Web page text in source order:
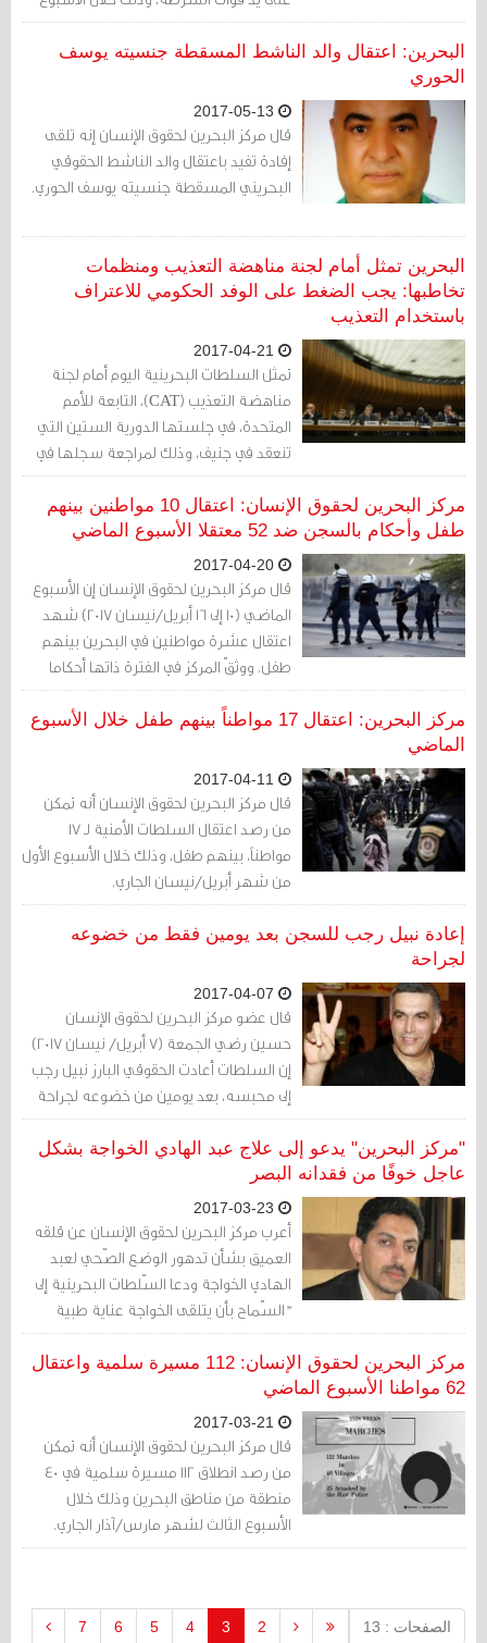
الثاني من شهر مايو/أيار الجاري.
البحرين: اعتقال والد الناشط المسقطة جنسيته يوسف
الحوري
قال مركز البحرين لحقوق الإنسان إنه تلقى
إفادة تفيد باعتقال والد الناشط الحقوقي
البحريني المسقطة جنسيته يوسف الحوري.
البحرين تمثل أمام لجنة مناهضة التعذيب ومنظمات
تخاطبها: يجب الضغط على الوفد الحكومي للاعتراف
باستخدام التعذيب
تمثل السلطات البحرينية اليوم أمام لجنة
مناهضة التعذيب (CAT)، التابعة للأمم
المتحدة، في جلستها الدورية الستين التي
تنعقد في جنيف، وذلك لمراجعة سجلها في
ما يتعلق بمناهضة التعذيب، ومناقشة
تقاريرها الدورية حول ذلك.مركز البحرين لحقوق الإنسان: اعتقال 10 مواطنين بينهم
طفل وأحكام بالسجن ضد 52 معتقلا الأسبوع الماضي
قال مركز البحرين لحقوق الإنسان إن الأسبوع
الماضي (10 إلى 16 أبريل/نيسان 2017) شهد
اعتقال عشرة مواطنين في البحرين بينهم
طفل. ووثقّ المركز في الفترة ذاتها أحكاما
قضائية وصل مجموعها إلى أكثر من 313 عاما
بالسجن و3 أحكام بالسجن المؤبد ضد 52
مركز البحرين: اعتقال 17 مواطناً بينهم طفل خلال الأسبوع
الماضي
قال مركز البحرين لحقوق الإنسان أنه تمكن
من رصد اعتقال السلطات الأمنية لـ 17
مواطناً، بينهم طفل، وذلك خلال الأسبوع الأول
من شهر أبريل/نيسان الجاري.
إعادة نبيل رجب للسجن بعد يومين فقط من خضوعه
لجراحة
قال عضو مركز البحرين لحقوق الإنسان
حسين رضي الجمعة (7 أبريل/ نيسان 2017)
إن السلطات أعادت الحقوقي البارز نبيل رجب
إلى محبسه، بعد يومين من خضوعه لجراحة
طبية.
"مركز البحرين" يدعو إلى علاج عبد الهادي الخواجة بشكل
عاجل خوفًا من فقدانه البصر
أعرب مركز البحرين لحقوق الإنسان عن قلقه
العميق بشأن تدهور الوضع الصّحي لعبد
الهادي الخواجة ودعا السّلطات البحرينية إلى
"السّماح بأن يتلقى الخواجة عناية طبية
عاجلة وملائمة، الأمر الذي سيحول دون
إصابته بالعمى والمُضاعفات العصبية الحادة،
من دون تعريضه لعملية تفتيش مهينة وغير
ضرورية".
مركز البحرين لحقوق الإنسان: 112 مسيرة سلمية واعتقال
62 مواطنا الأسبوع الماضي
قال مركز البحرين لحقوق الإنسان أنه تمكن
من رصد انطلاق 112 مسيرة سلمية في 40
منطقة من مناطق البحرين وذلك خلال
الأسبوع الثالث لشهر مارس/آذار الجاري.
الصفحات : 13 2
3
4
5
6
7